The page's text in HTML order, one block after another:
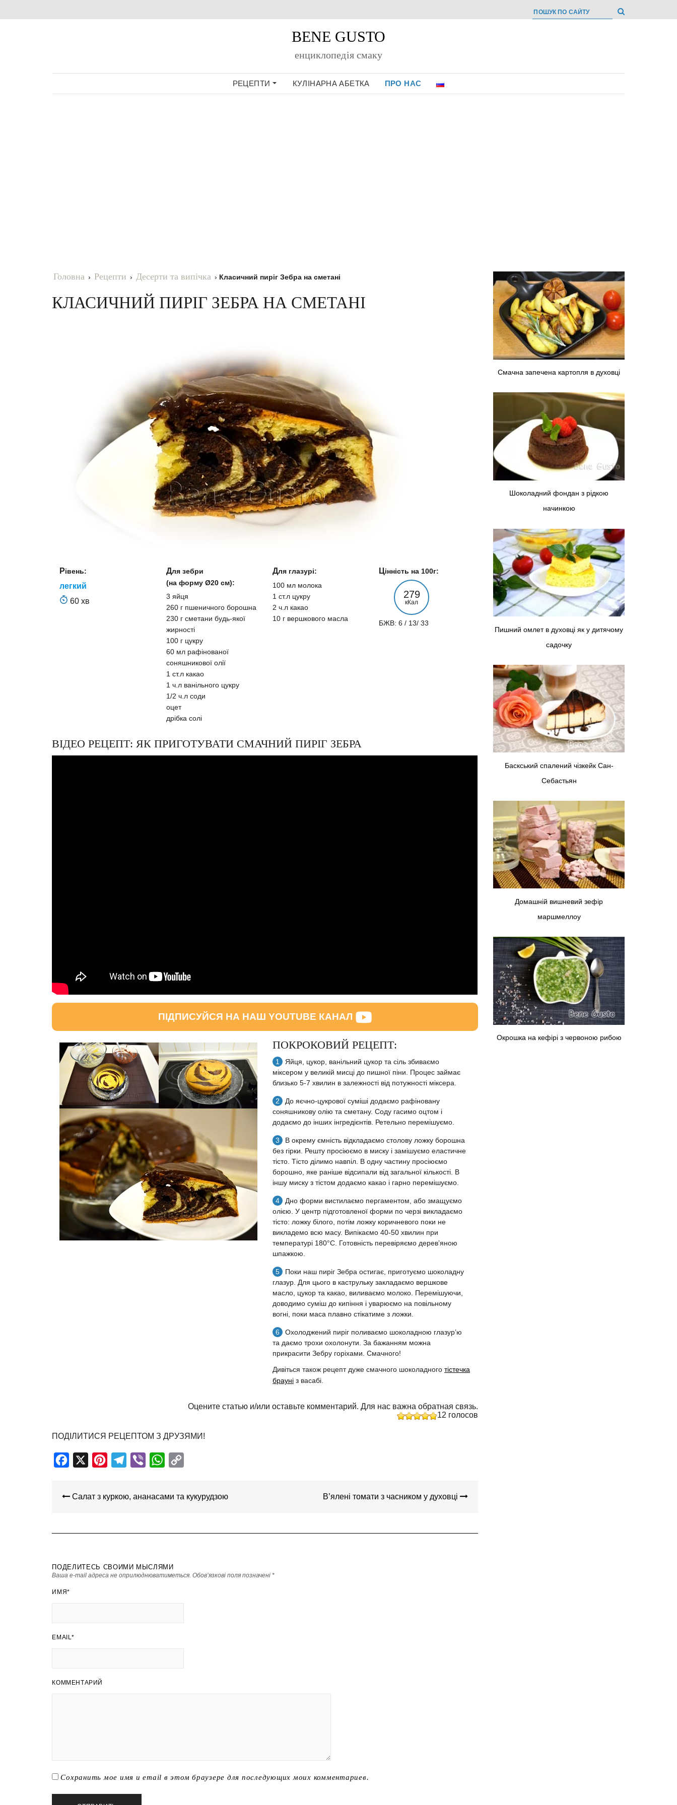
BENE GUSTO
енциклопедiя смаку
РЕЦЕПТИ КУЛІНАРНА АБЕТКА ПРО НАС
Головна › Рецепти › Десерти та випічка › Класичний пиріг Зебра на сметані
КЛАСИЧНИЙ ПИРІГ ЗЕБРА НА СМЕТАНІ
Рівень:
легкий
60 хв
Для зебри
(на форму Ø20 см):
3 яйця
260 г пшеничного борошна
230 г сметани будь-якої
жирності
100 г цукру
60 мл рафінованої
соняшникової олії
1 ст.л какао
1 ч.л ванільного цукру
1/2 ч.л соди
оцет
дрібка солі
Для глазурі:
100 мл молока
1 ст.л цукру
2 ч.л какао
10 г вершкового масла
Цінність на 100г:
279
кКал
БЖВ: 6 / 13/ 33
ВІДЕО РЕЦЕПТ: ЯК ПРИГОТУВАТИ СМАЧНИЙ ПИРІГ ЗЕБРА
ПІДПИСУЙСЯ НА НАШ YOUTUBE КАНАЛ
ПОКРОКОВИЙ РЕЦЕПТ:
Яйця, цукор, ванільний цукор та сіль збиваємо
міксером у великій мисці до пишної піни. Процес займає
близько 5-7 хвилин в залежності від потужності міксера.
До яєчно-цукрової суміші додаємо рафіновану
соняшникову олію та сметану. Соду гасимо оцтом і
додаємо до інших інгредієнтів. Ретельно перемішуємо.
В окрему ємність відкладаємо столову ложку борошна
без гірки. Решту просіюємо в миску і замішуємо еластичне
тісто. Тісто ділимо навпіл. В одну частину просіюємо
борошно, яке раніше відсипали від загальної кількості. В
іншу миску з тістом додаємо какао і гарно перемішуємо.
Дно форми вистилаємо пергаментом, або змащуємо
олією. У центр підготовленої форми по черзі викладаємо
тісто: ложку білого, потім ложку коричневого поки не
викладемо всю масу. Випікаємо 40-50 хвилин при
температурі 180°C. Готовність перевіряємо дерев’яною
шпажкою.
Поки наш пиріг Зебра остигає, приготуємо шоколадну
глазур. Для цього в каструльку закладаємо вершкове
масло, цукор та какао, виливаємо молоко. Перемішуючи,
доводимо суміш до кипіння і уварюємо на повільному
вогні, поки маса плавно стікатиме з ложки.
Охолоджений пиріг поливаємо шоколадною глазур’ю
та даємо трохи охолонути. За бажанням можна
прикрасити Зебру горіхами. Смачного!
Дивіться також рецепт дуже смачного шоколадноготістечка
брауні з васабі.
Оцените статью и/или оставьте комментарий. Для нас важна обратная связь.
12 голосов
ПОДІЛИТИСЯ РЕЦЕПТОМ З ДРУЗЯМИ!
Facebook
X PinterestTelegram
Viber WhatsApp
ЗАПИСІВ
Салат з куркою, ананасами та кукурудзою В’ялені томати з часником у духовці
ПОДЕЛИТЕСЬ СВОИМИ МЫСЛЯМИ
Ваша e-mail адреса не оприлюднюватиметься. Обов’язкові поля позначені*
ИМЯ*
EMAIL*
КОММЕНТАРИЙ
Сохранить мое имя и email в этом браузере для последующих моих комментариев.
Смачна запечена картопля в духовці
Шоколадний фондан з рідкою
начинкою
Пишний омлет в духовці як у дитячому
садочку
Баскський спалений чізкейк Сан-
Себастьян
Домашній вишневий зефір
маршмеллоу
Окрошка на кефірі з червоною рибою